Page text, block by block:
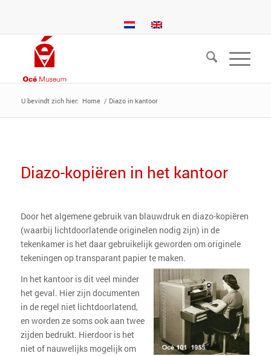
U bevindt zich hier: Home / Diazo in kantoor
Diazo-kopiëren in het kantoor
Door het algemene gebruik van blauwdruk en diazo-kopiëren
(waarbij lichtdoorlatende originelen nodig zijn) in de
tekenkamer is het daar gebruikelijk geworden om originele
tekeningen op transparant papier te maken.
In het kantoor is dit veel minder
het geval. Hier zijn documenten
in de regel niet lichtdoorlatend,
en worden ze soms ook aan twee
zijden bedrukt. Hierdoor is het
niet of nauwelijks mogelijk om